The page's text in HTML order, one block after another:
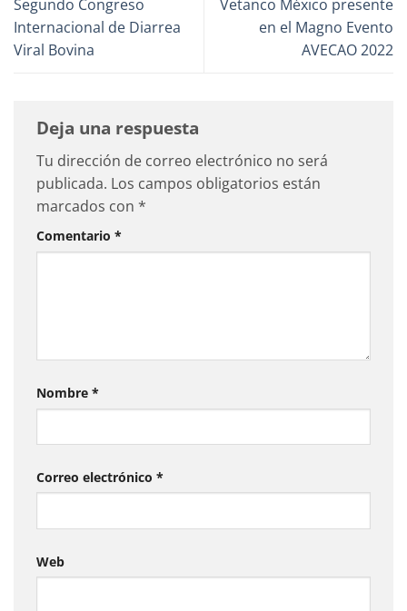
Segundo Congreso
Internacional de Diarrea
Viral Bovina
Vetanco México presente
en el Magno Evento
AVECAO 2022
Deja una respuesta
Tu dirección de correo electrónico no será
publicada. Los campos obligatorios están
marcados con *
Comentario *
Nombre *
Correo electrónico *
Web